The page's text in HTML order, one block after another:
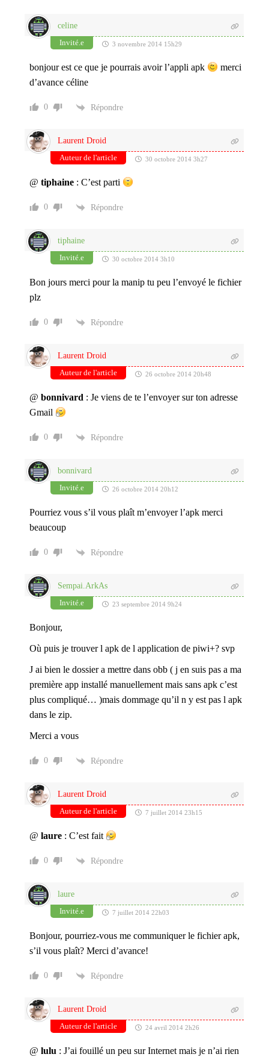
celine
Invité.e
3 novembre 2014 15h29
bonjour est ce que je pourrais avoir l’appli apk
merci
d’avance céline
0 Répondre
Laurent Droid
Auteur de l'article
30 octobre 2014 3h27
@ tiphaine: C’est parti
0 Répondre
tiphaine
Invité.e
30 octobre 2014 3h10
Bon jours merci pour la manip tu peu l’envoyé le fichier
plz
0 Répondre
Laurent Droid
Auteur de l'article
26 octobre 2014 20h48
@ bonnivard : Je viens de te l’envoyer sur ton adresse
Gmail
0 Répondre
bonnivard
Invité.e
26 octobre 2014 20h12
Pourriez vous s’il vous plaît m’envoyer l’apk merci
beaucoup
0 Répondre
Sempai.ArkAs
Invité.e
23 septembre 2014 9h24
Bonjour,
Où puis je trouver l apk de l application de piwi+? svp
J ai bien le dossier a mettre dans obb ( j en suis pas a ma
première app installé manuellement mais sans apk c’est
plus compliqué… )mais dommage qu’il n y est pas l apk
dans le zip.
Merci a vous
0 Répondre
Laurent Droid
Auteur de l'article
7 juillet 2014 23h15
@ laure: C’est fait
0 Répondre
laure
Invité.e
7 juillet 2014 22h03
Bonjour, pourriez-vous me communiquer le fichier apk,
s’il vous plaît? Merci d’avance!
0 Répondre
Laurent Droid
Auteur de l'article
24 avril 2014 2h26
@ lulu : J’ai fouillé un peu sur Internet mais je n’ai rien